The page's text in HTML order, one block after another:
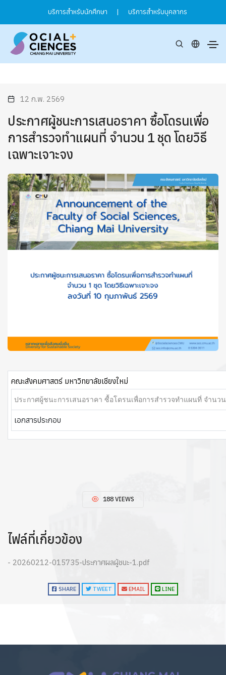
บริการสำหรับนักศึกษา | บริการสำหรับบุคลากร
12 ก.พ. 2569
ประกาศผู้ชนะการเสนอราคา ซื้อโดรนเพื่อ
การสำรวจทำแผนที่ จำนวน 1 ชุด โดยวิธี
เฉพาะเจาะจง
คณะสังคมศาสตร์ มหาวิทยาลัยเชียงใหม่
ประกาศผู้ชนะการเสนอราคา ซื้อโดรนเพื่อการสำรวจทำแผนที่ จำนว
เอกสารประกอบ
188 VIEWS
ไฟล์ที่เกี่ยวข้อง
- 20260212-015735-ประกาศผลผู้ชนะ-1.pdf
SHARE TWEET EMAIL LINE